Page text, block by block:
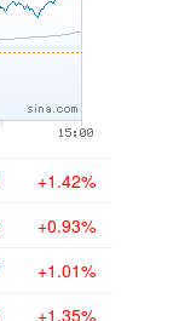
+1.42%
+0.93%
+1.01%
+1.35%